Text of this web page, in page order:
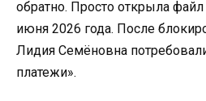
обратно. Просто открыла
июня 2026 года. После
Лидия Семёновна
платежи».